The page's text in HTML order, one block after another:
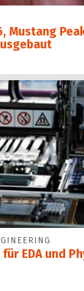
Mustang
EDA und